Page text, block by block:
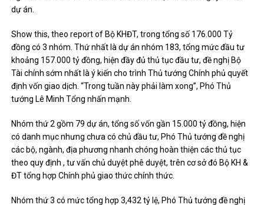
phối hợp với Bộ KH & ĐT khuyến khích nhất là kiến ​​nghị đối với
ngân sách năm 2022 để vốn chi tiết kế hoạch cho công ty đầu tư
dự án.
Show this, theo report of Bộ KHĐT, trong tổng số 176.000 Tỷ
đồng có 3 nhóm. Thứ nhất là dự án nhóm 183, tổng mức đầu tư
khoảng 157.000 tỷ đồng, hiện đầy đủ thủ tục đầu tư, đề nghị Bộ
định vốn giao dịch. “Trong tuần này phải làm xong”, Phó Thủ
tướng Lê Minh Tổng nhấn mạnh.
Nhóm thứ 2 gồm 79 dự án, tổng số vốn gần 15.000 tỷ đồng, hiện
có danh mục nhưng chưa có chủ đầu tư, Phó Thủ tướng đề nghị
theo quy định , tư vấn chủ duyệt phê duyệt, trên cơ sở đó Bộ KH &